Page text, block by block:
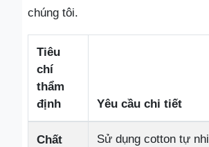
chúng tôi.
Tiêu
chí
thẩm
định
Yêu cầu chi tiết
Chất
Sử dụng cotton tự